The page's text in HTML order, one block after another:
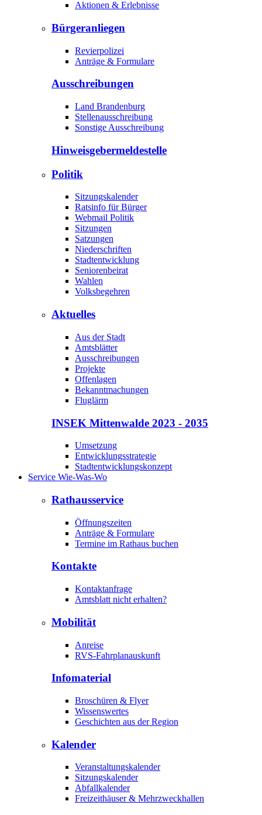
Aktionen & Erlebnisse
Bürgeranliegen
Revierpolizei
Anträge & Formulare
Ausschreibungen
Land Brandenburg
Stellenausschreibung
Sonstige Ausschreibung
Hinweisgeber­meldestelle
Politik
Sitzungskalender
Ratsinfo für Bürger
Webmail Politik
Sitzungen
Satzungen
Niederschriften
Stadtentwicklung
Seniorenbeirat
Wahlen
Volksbegehren
Aktuelles
Aus der Stadt
Amtsblätter
Ausschreibungen
Projekte
Offenlagen
Bekanntmachungen
Fluglärm
INSEK Mittenwalde 2023 - 2035
Umsetzung
Entwicklungsstrategie
Stadtentwicklungskonzept
Service Wie-Was-Wo
Rathausservice
Öffnungszeiten
Anträge & Formulare
Termine im Rathaus buchen
Kontakte
Kontaktanfrage
Amtsblatt nicht erhalten?
Mobilität
Anreise
RVS-Fahrplanauskunft
Infomaterial
Broschüren & Flyer
Wissenswertes
Geschichten aus der Region
Kalender
Veranstaltungskalender
Sitzungskalender
Abfallkalender
Freizeithäuser & Mehrzweckhallen